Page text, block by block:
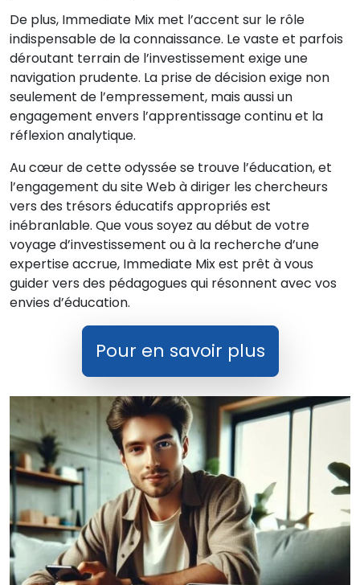
De plus, Immediate Mix met l’accent sur le rôle
indispensable de la connaissance. Le vaste et parfois
déroutant terrain de l’investissement exige une
navigation prudente. La prise de décision exige non
seulement de l’empressement, mais aussi un
engagement envers l’apprentissage continu et la
réflexion analytique.
Au cœur de cette odyssée se trouve l’éducation, et
l’engagement du site Web à diriger les chercheurs
vers des trésors éducatifs appropriés est
inébranlable. Que vous soyez au début de votre
voyage d’investissement ou à la recherche d’une
expertise accrue, Immediate Mix est prêt à vous
guider vers des pédagogues qui résonnent avec vos
envies d’éducation.
Pour en savoir plus